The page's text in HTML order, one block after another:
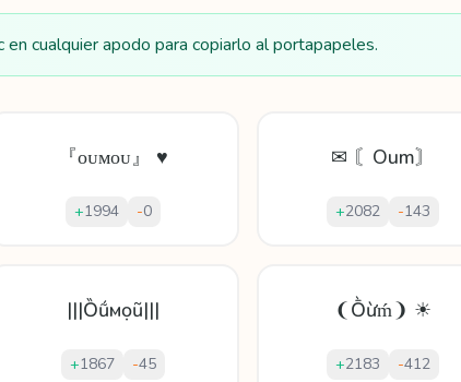
en cualquier apodo para copiarlo al portapapeles.
『ᴏᴜᴍᴏᴜ』 ♥
+1994 -0
✉ 〘Oum〙
+2082 -143
|||Ȍṹмọũ|||
+1867 -45
❨Ṑừḿ❩ ☀
+2183 -412